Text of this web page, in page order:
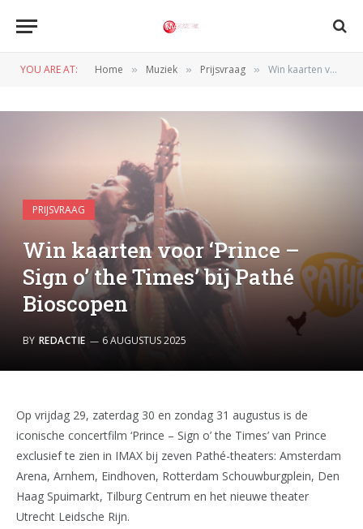
YOU ARE AT: Home » Muziek » Prijsvraag » Win kaarten voor ‘Prince – Sign o’ the Times’ bij Pathé Bioscopen
PRIJSVRAAG
Win kaarten voor ‘Prince –
Sign o’ the Times’ bij Pathé
Bioscopen
BY REDACTIE 6 AUGUSTUS 2025
Op vrijdag 29, zaterdag 30 en zondag 31 augustus is de
iconische concertfilm ‘Prince – Sign o’ the Times’ van Prince
exclusief te zien in IMAX bij zeven Pathé-theaters: Amsterdam
Arena, Arnhem, Eindhoven, Rotterdam Schouwburgplein, Den
Haag Spuimarkt, Tilburg Centrum en het nieuwe theater
Utrecht Leidsche Rijn.